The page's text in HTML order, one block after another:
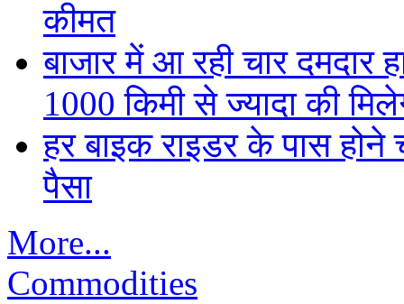
कीमत
बाजार में आ रही चार दमदार
1000 किमी से ज्यादा की
हर बाइक राइडर के पास होने
पैसा
More...
Commodities